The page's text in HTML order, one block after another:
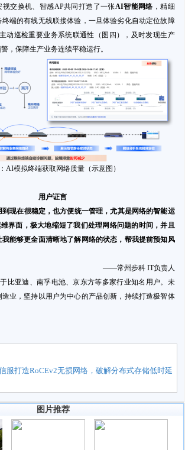
视交换机、智感AP共同打造了一张AI智能网络，精细
端的有线无线联接体验，一旦体验劣化自动定位故障
动巡检重要业务系统联通性（图四），及时发现生产
，保障生产业务连续平稳运行。
AI模拟终端获取网络质量（示意图）
用户证言
到现在很稳定，也方便统一管理，尤其是网络的智能运
界面，极大地缩短了我们处理网络问题的时间，并且
我能够更全面清晰地了解网络的状态，帮我提前预知风
——常州步科 IT负责人
比亚迪、南孚电池、京东方等多家行业知名用户。未
业，坚持以用户为中心的产品创新，持续打造极智体
服打造RoCEv2无损网络，破解分布式存储低时延
图片推荐